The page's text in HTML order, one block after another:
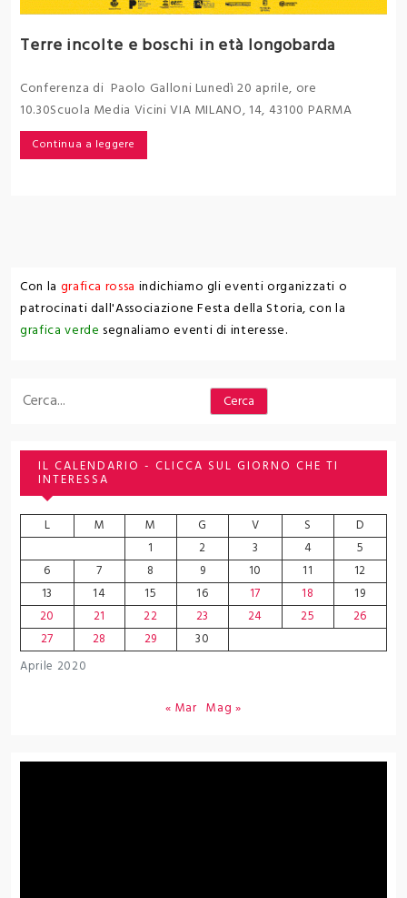
Terre incolte e boschi in età longobarda
Conferenza di Paolo Galloni Lunedì 20 aprile, ore
10.30Scuola Media Vicini VIA MILANO, 14, 43100 PARMA
Continua a leggere
Con la grafica rossa indichiamo gli eventi organizzati o
patrocinati dall'Associazione Festa della Storia, con la
grafica verde segnaliamo eventi di interesse.
Cerca Cerca
IL CALENDARIO - CLICCA SUL GIORNO CHE TI
INTERESSA
Aprile 2020
L M M G V S
D
1
2 3 4
5
6
7 8 9 10 11
12
13
14 15 16 17 18
19
20
21 22 23 24 25
26
27
28 29 30
« Mar Mag »